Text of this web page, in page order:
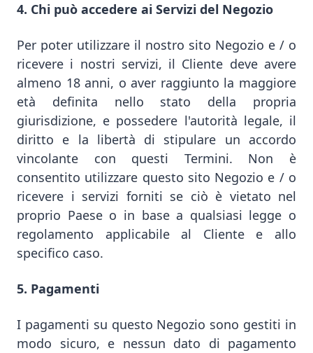
4. Chi può accedere ai Servizi del Negozio
Per poter utilizzare il nostro sito Negozio e / o
ricevere i nostri servizi, il Cliente deve avere
almeno 18 anni, o aver raggiunto la maggiore
età definita nello stato della propria
giurisdizione, e possedere l'autorità legale, il
diritto e la libertà di stipulare un accordo
vincolante con questi Termini. Non è
consentito utilizzare questo sito Negozio e / o
ricevere i servizi forniti se ciò è vietato nel
proprio Paese o in base a qualsiasi legge o
regolamento applicabile al Cliente e allo
specifico caso.
5. Pagamenti
I pagamenti su questo Negozio sono gestiti in
modo sicuro, e nessun dato di pagamento